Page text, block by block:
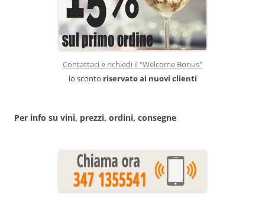
Contattaci e richiedi il "Welcome Bonus"
lo sconto riservato ai nuovi clienti
Per info su vini, prezzi, ordini, consegne